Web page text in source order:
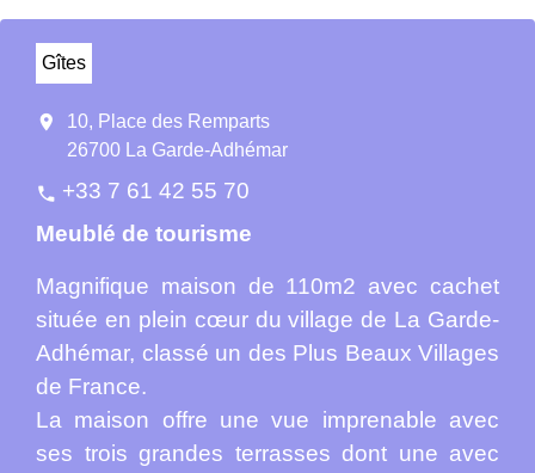
Gîtes
location_on
10, Place des Remparts
26700 La Garde-Adhémar
phone +33 7 61 42 55 70
Meublé de tourisme
Magnifique maison de 110m2 avec cachet
située en plein cœur du village de La Garde-
Adhémar, classé un des Plus Beaux Villages
de France.
La maison offre une vue imprenable avec
ses trois grandes terrasses dont une avec